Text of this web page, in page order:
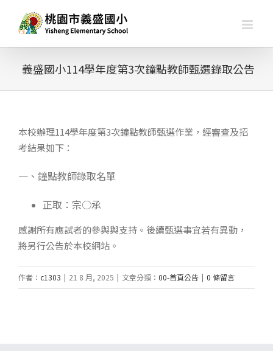
義盛國小114學年度第3次鐘點教師甄選錄取公告
本校辦理114學年度第3次鐘點教師甄選作業，經審查及招
考結果如下：
一、鐘點教師錄取名單
正取：宗○承
感謝所有應試者的參與與支持。後續甄選事宜若有異動，
將另行公告於本校網站。
作者： c1303 | 21 8 月, 2025 | 文章分類： 00-首頁公告 | 0 條留言